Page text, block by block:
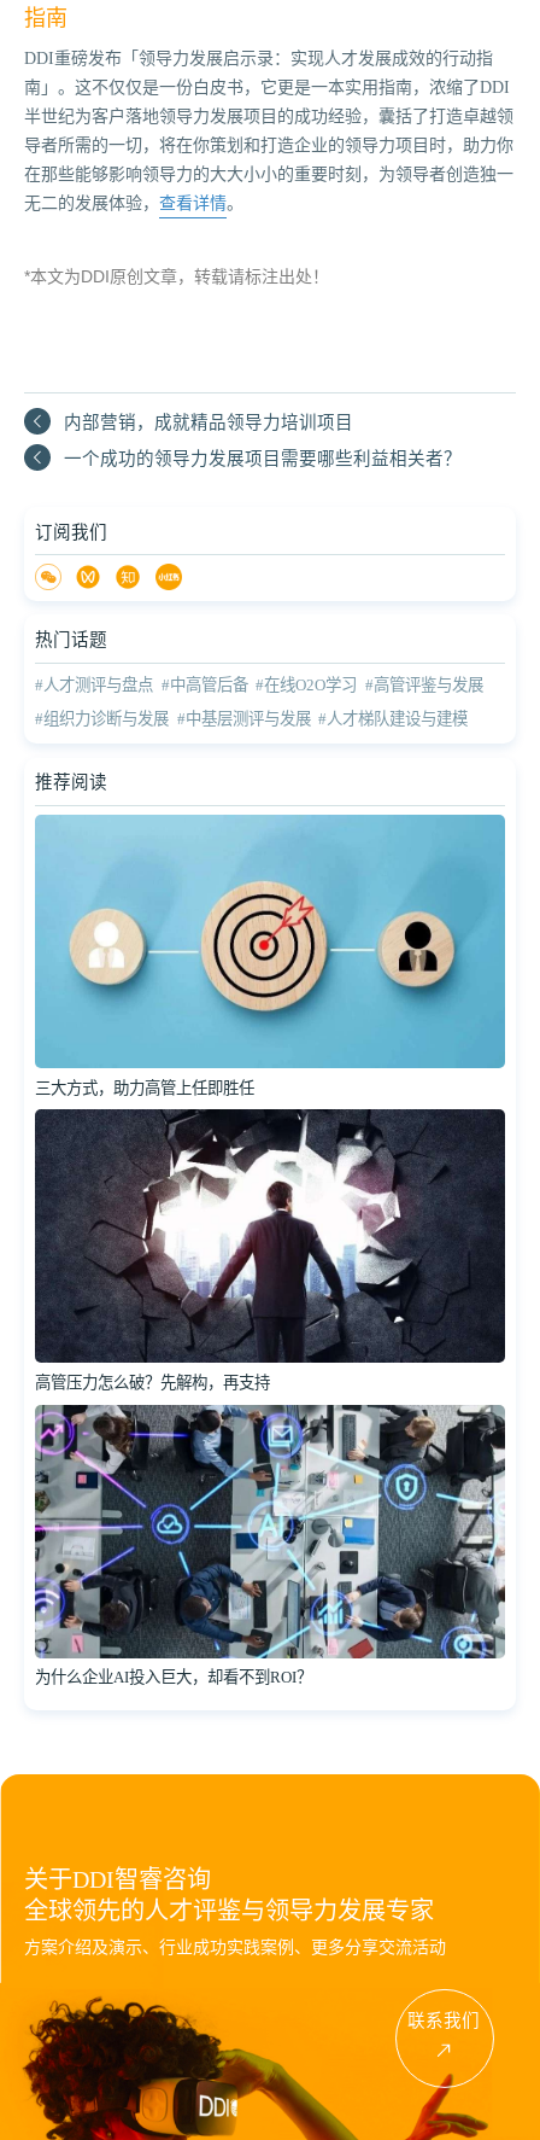
指南
DDI重磅发布「领导力发展启示录：实现人才发展成效的行动指
南」。这不仅仅是一份白皮书，它更是一本实用指南，浓缩了DDI
半世纪为客户落地领导力发展项目的成功经验，囊括了打造卓越领
导者所需的一切，将在你策划和打造企业的领导力项目时，助力你
在那些能够影响领导力的大大小小的重要时刻，为领导者创造独一
无二的发展体验， 查看详情。
*本文为DDI原创文章，转载请标注出处！
内部营销，成就精品领导力培训项目
一个成功的领导力发展项目需要哪些利益相关者？
订阅我们
热门话题
#人才测评与盘点 #中高管后备 #在线O2O学习 #高管评鉴与发展
#组织力诊断与发展 #中基层测评与发展 #人才梯队建设与建模
推荐阅读
三大方式，助力高管上任即胜任
高管压力怎么破？先解构，再支持
为什么企业AI投入巨大，却看不到ROI？
关于DDI智睿咨询
全球领先的人才评鉴与领导力发展专家
方案介绍及演示、行业成功实践案例、更多分享交流活动
联系我们